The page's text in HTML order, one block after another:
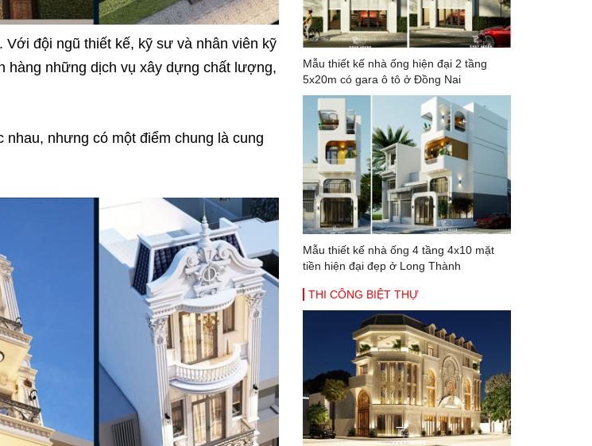
Với đội ngũ thiết kế, kỹ sư và nhân viên kỹ
hàng những dịch vụ xây dựng chất lượng,
nhưng có một điểm chung là cung
Mẫu thiết kế nhà ống hiện đại 2 tầng
5x20m có gara ô tô ở Đồng Nai
Mẫu thiết kế nhà ống 4 tầng 4x10 mặt
tiền hiện đại đẹp ở Long Thành
THI CÔNG BIỆT THỰ